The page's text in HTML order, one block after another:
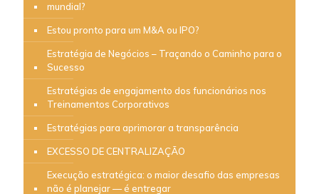
mundial?
Estou pronto para um M&A ou IPO?
Estratégia de Negócios – Traçando o Caminho para o
Sucesso
Estratégias de engajamento dos funcionários nos
Treinamentos Corporativos
Estratégias para aprimorar a transparência
EXCESSO DE CENTRALIZAÇÃO
Execução estratégica: o maior desafio das empresas
não é planejar — é entregar